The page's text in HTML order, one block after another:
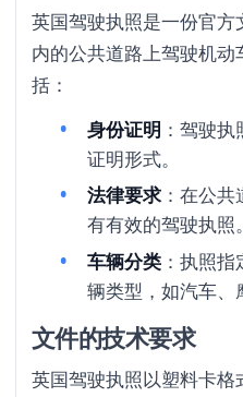
英国驾驶执照是一份官
内的公共道路上驾驶机
括：
身份证明 ：驾驶
证明形式。
法律要求：在公共
有有效的驾驶执照。
车辆分类 ：执照
辆类型，如汽车、
文件的技术要求
英国驾驶执照以塑料卡